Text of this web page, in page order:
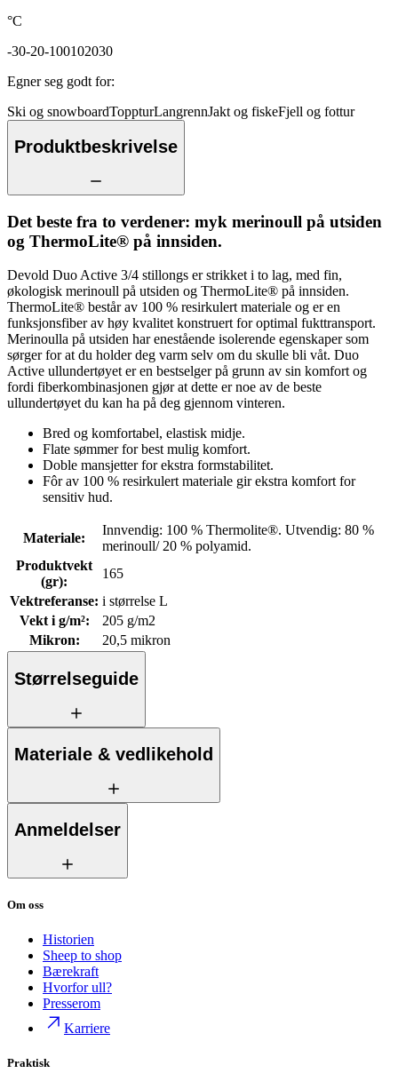
°C
-30-20-100102030
Egner seg godt for:
Ski og snowboardToppturLangrennJakt og fiskeFjell og fottur
Produktbeskrivelse
Det beste fra to verdener: myk merinoull på utsiden
og ThermoLite® på innsiden.
Devold Duo Active 3/4 stillongs er strikket i to lag, med fin,
økologisk merinoull på utsiden og ThermoLite® på innsiden.
ThermoLite® består av 100 % resirkulert materiale og er en
funksjonsfiber av høy kvalitet konstruert for optimal fukttransport.
Merinoulla på utsiden har enestående isolerende egenskaper som
sørger for at du holder deg varm selv om du skulle bli våt. Duo
Active ullundertøyet er en bestselger på grunn av sin komfort og
fordi fiberkombinasjonen gjør at dette er noe av de beste
ullundertøyet du kan ha på deg gjennom vinteren.
Bred og komfortabel, elastisk midje.
Flate sømmer for best mulig komfort.
Doble mansjetter for ekstra formstabilitet.
Fôr av 100 % resirkulert materiale gir ekstra komfort for
sensitiv hud.
Materiale:
Innvendig: 100 % Thermolite®. Utvendig: 80 %
merinoull/ 20 % polyamid.
Produktvekt
(gr):
165
Vektreferanse: i størrelse L
Vekt i g/m²:
205 g/m2
Mikron: 20,5 mikron
Størrelseguide
Materiale & vedlikehold
Anmeldelser
Om oss
Historien
Sheep to shop
Bærekraft
Hvorfor ull?
Presserom
Karriere
Praktisk